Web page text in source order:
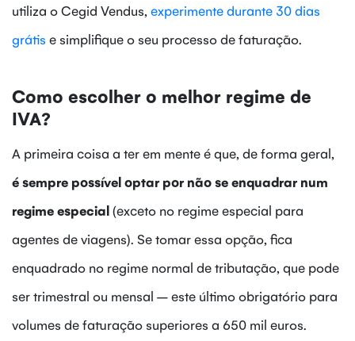
utiliza o Cegid Vendus, experimente durante 30 dias
grátis e simplifique o seu processo de faturação.
Como escolher o melhor regime de
IVA?
A primeira coisa a ter em mente é que, de forma geral,
é sempre possível optar por não se enquadrar num
regime especial(exceto no regime especial para
agentes de viagens). Se tomar essa opção, fica
enquadrado no regime normal de tributação, que pode
ser trimestral ou mensal – este último obrigatório para
volumes de faturação superiores a 650 mil euros.